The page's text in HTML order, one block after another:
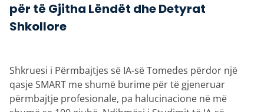
për të Gjitha Lëndët dhe Detyrat
Shkollore
Shkruesi i Përmbajtjes së IA-së Tomedes përdor një
qasje SMART me shumë burime për të gjeneruar
përmbajtje profesionale, pa halucinacione në më